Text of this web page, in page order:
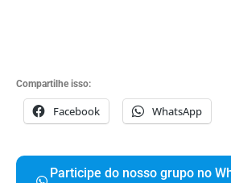
Compartilhe isso: